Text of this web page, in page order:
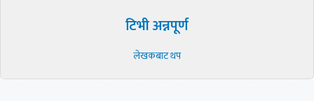
टिभी अन्नपूर्ण
लेखकबाट थप